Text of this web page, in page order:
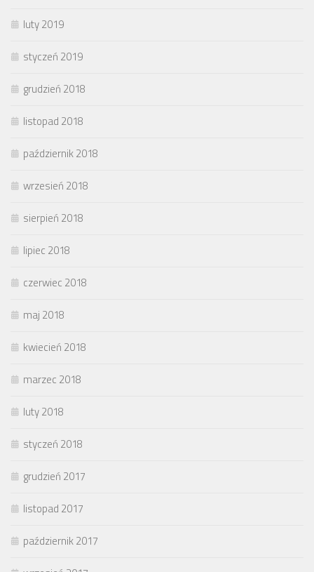
luty 2019
styczeń 2019
grudzień 2018
listopad 2018
październik 2018
wrzesień 2018
sierpień 2018
lipiec 2018
czerwiec 2018
maj 2018
kwiecień 2018
marzec 2018
luty 2018
styczeń 2018
grudzień 2017
listopad 2017
październik 2017